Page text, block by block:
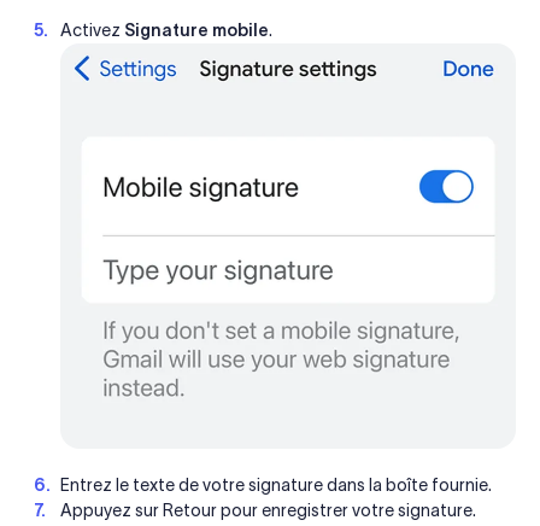
Activez Signature mobile.
Entrez le texte de votre signature dans la boîte fournie.
Appuyez sur Retour pour enregistrer votre signature.